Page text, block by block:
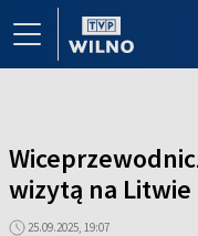
wizytą na Litwie
25.09.2025, 19:07